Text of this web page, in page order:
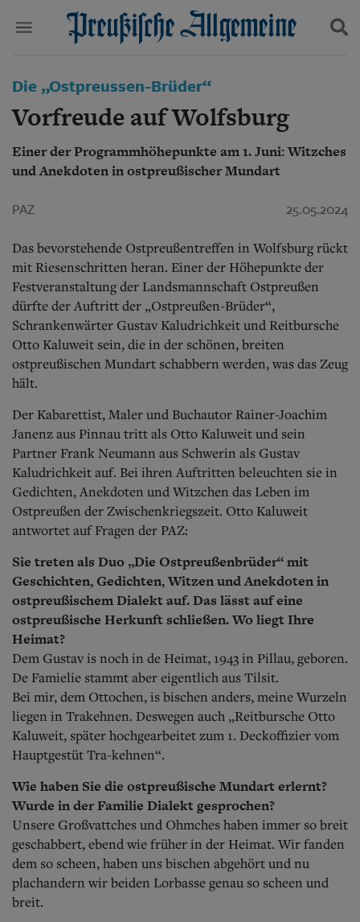
Start
Wer wir sind
Aktuelle Ausgabe
Abo Prämien
Archiv
Mediadaten
Politik
Wirtschaft
Gesellschaft
Leben
Berlin-Brandenburg
Schlesien
Danzig und Westpreußen
Bücher
Kontakt
Impressum
Datenschutz
Suchen und finden
Die „Ostpreussen-Brüder“
Vorfreude auf Wolfsburg
Einer der Programmhöhepunkte am 1. Juni: Witzches
und Anekdoten in ostpreußischer Mundart
PAZ 25.05.2024
Das bevorstehende Ostpreußentreffen in Wolfsburg rückt
mit Riesenschritten heran. Einer der Höhepunkte der
Festveranstaltung der Landsmannschaft Ostpreußen
dürfte der Auftritt der „Ostpreußen-Brüder“,
Schrankenwärter Gustav Kaludrichkeit und Reitbursche
Otto Kaluweit sein, die in der schönen, breiten
ostpreußischen Mundart schabbern werden, was das Zeug
hält.
Der Kabarettist, Maler und Buchautor Rainer-Joachim
Janenz aus Pinnau tritt als Otto Kaluweit und sein
Partner Frank Neumann aus Schwerin als Gustav
Kaludrichkeit auf. Bei ihren Auftritten beleuchten sie in
Gedichten, Anekdoten und Witzchen das Leben im
Ostpreußen der Zwischenkriegszeit. Otto Kaluweit
antwortet auf Fragen der PAZ:
Sie treten als Duo „Die Ostpreußenbrüder“ mit
Geschichten, Gedichten, Witzen und Anekdoten in
ostpreußischem Dialekt auf. Das lässt auf eine
ostpreußische Herkunft schließen. Wo liegt Ihre
Heimat?
Dem Gustav is noch in de Heimat, 1943 in Pillau, geboren.
De Famielie stammt aber eigentlich aus Tilsit.
Bei mir, dem Ottochen, is bischen anders, meine Wurzeln
liegen in Trakehnen. Deswegen auch „Reitbursche Otto
Kaluweit, später hochgearbeitet zum 1. Deckoffizier vom
Hauptgestüt Tra-kehnen“.
Wie haben Sie die ostpreußische Mundart erlernt?
Wurde in der Familie Dialekt gesprochen?
Unsere Großvattches und Ohmches haben immer so breit
geschabbert, ebend wie früher in der Heimat. Wir fanden
dem so scheen, haben uns bischen abgehört und nu
plachandern wir beiden Lorbasse genau so scheen und
breit.